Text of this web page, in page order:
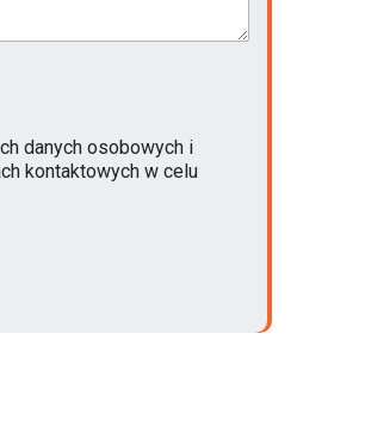
danych osobowych i
kontaktowych w celu